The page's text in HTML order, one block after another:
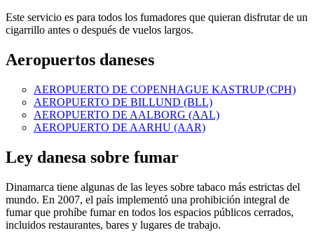
Este servicio es para todos los fumadores que quieran disfrutar de un
cigarrillo antes o después de vuelos largos.
Aeropuertos daneses
AEROPUERTO DE COPENHAGUE KASTRUP (CPH)
AEROPUERTO DE BILLUND (BLL)
AEROPUERTO DE AALBORG (AAL)
AEROPUERTO DE AARHU (AAR)
Ley danesa sobre fumar
Dinamarca tiene algunas de las leyes sobre tabaco más estrictas del
mundo. En 2007, el país implementó una prohibición integral de
fumar que prohíbe fumar en todos los espacios públicos cerrados,
incluidos restaurantes, bares y lugares de trabajo.